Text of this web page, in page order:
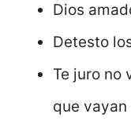
Dios
Detesto
Te juro no
que